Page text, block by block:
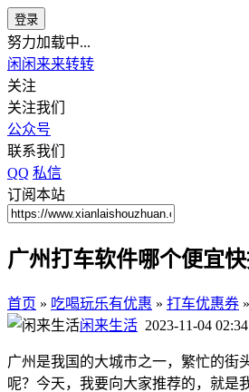
登录
努力加载中...
闲闲来来转转
关注
关注我们
公众号
联系我们
QQ 私信
订阅本站
广州打车软件哪个便宜
首页 » 吃喝玩乐有优惠 » 打车优惠券 »
闲来生活 2023-11-04 02:34
广州是我国的大城市之一，繁忙的街
呢？今天，我要向大家推荐的，就